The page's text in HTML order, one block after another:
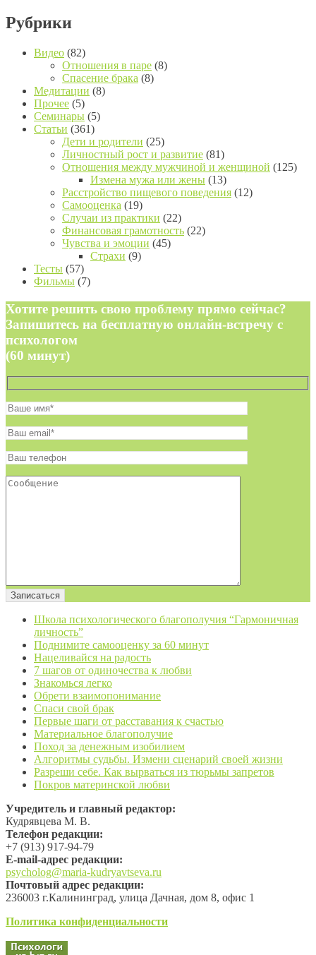
Рубрики
Видео (82)
Отношения в паре (8)
Спасение брака (8)
Медитации (8)
Прочее (5)
Семинары (5)
Статьи (361)
Дети и родители (25)
Личностный рост и развитие (81)
Отношения между мужчиной и женщиной (125)
Измена мужа или жены (13)
Расстройство пищевого поведения (12)
Самооценка (19)
Случаи из практики (22)
Финансовая грамотность (22)
Чувства и эмоции (45)
Страхи (9)
Тесты (57)
Фильмы (7)
Хотите решить свою проблему прямо сейчас?
Запишитесь на бесплатную онлайн-встречу с
психологом
(60 минут)
Школа психологического благополучия “Гармоничная
личность”
Поднимите самооценку за 60 минут
Нацеливайся на радость
7 шагов от одиночества к любви
Знакомься легко
Обрети взаимопонимание
Спаси свой брак
Первые шаги от расставания к счастью
Материальное благополучие
Поход за денежным изобилием
Алгоритмы судьбы. Измени сценарий своей жизни
Разреши себе. Как вырваться из тюрьмы запретов
Покров материнской любви
Учредитель и главный редактор:
Кудрявцева М. В.
Телефон редакции:
+7 (913) 917-94-79
Е-mail-адрес редакции:
psycholog@maria-kudryavtseva.ru
Почтовый адрес редакции:
236003 г.Калининград, улица Дачная, дом 8, офис 1
Политика конфиденциальности